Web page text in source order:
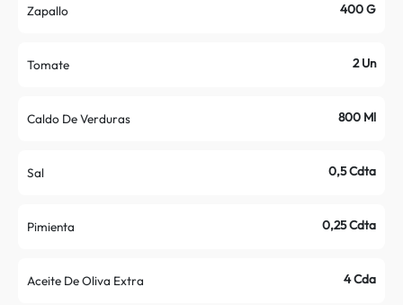
Zapallo 400 G
Tomate 2 Un
Caldo De Verduras 800 Ml
Sal 0,5 Cdta
Pimienta 0,25 Cdta
Aceite De Oliva Extra 4 Cda